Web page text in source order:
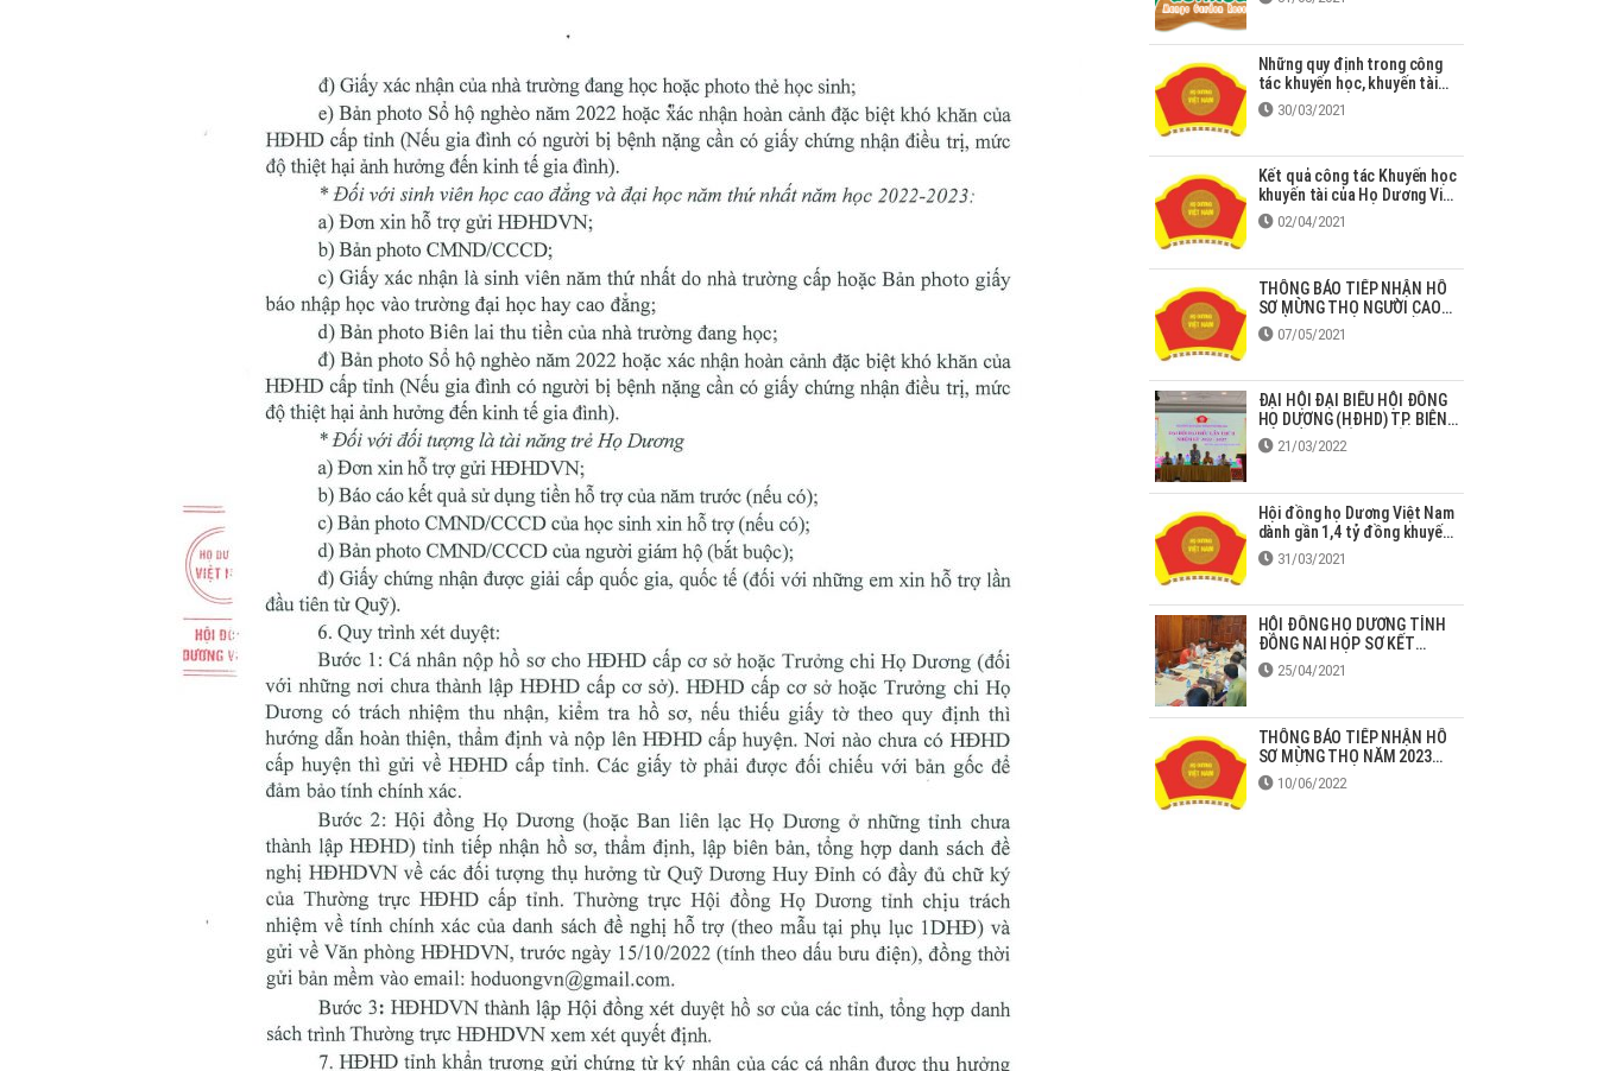
Những quy định trong công
tác khuyến học, khuyến tài
năm 2020
30/03/2021
Kết quả công tác Khuyến học
khuyến tài của Họ Dương Việt
Nam giai đoạn 2013 – 2020
02/04/2021
THÔNG BÁO TIẾP NHẬN HỒ
SƠ MỪNG THỌ NGƯỜI CAO
TUỔI HỌ DƯƠNG TẠI ĐỒNG
NAI
07/05/2021
ĐẠI HỘI ĐẠI BIỂU HỘI ĐỒNG
HỌ DƯƠNG (HĐHD) TP. BIÊN
HÒA LẦN THỨ II NHIỆM KỲ
2022-2027
21/03/2022
Hội đồng họ Dương Việt Nam
dành gần 1,4 tỷ đồng khuyến
học, khuyến tài cho con em
tại Bắc Giang
31/03/2021
HỘI ĐỒNG HỌ DƯƠNG TỈNH
ĐỒNG NAI HỌP SƠ KẾT
HOẠT ĐỘNG QUÝ I NĂM 2021
25/04/2021
THÔNG BÁO TIẾP NHẬN HỒ
SƠ MỪNG THỌ NĂM 2023
TẠI ĐỒNG NAI
10/06/2022